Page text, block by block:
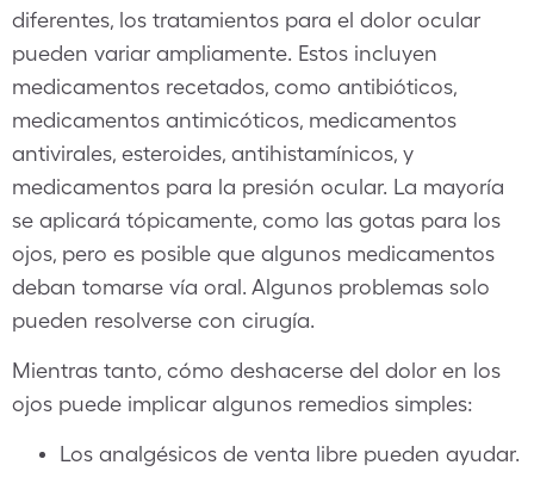
diferentes, los tratamientos para el dolor ocular
pueden variar ampliamente. Estos incluyen
medicamentos recetados, como antibióticos,
medicamentos antimicóticos, medicamentos
antivirales, esteroides, antihistamínicos, y
medicamentos para la presión ocular. La mayoría
se aplicará tópicamente, como las gotas para los
ojos, pero es posible que algunos medicamentos
deban tomarse vía oral. Algunos problemas solo
pueden resolverse con cirugía.
Mientras tanto, cómo deshacerse del dolor en los
ojos puede implicar algunos remedios simples:
Los analgésicos de venta libre pueden ayudar.